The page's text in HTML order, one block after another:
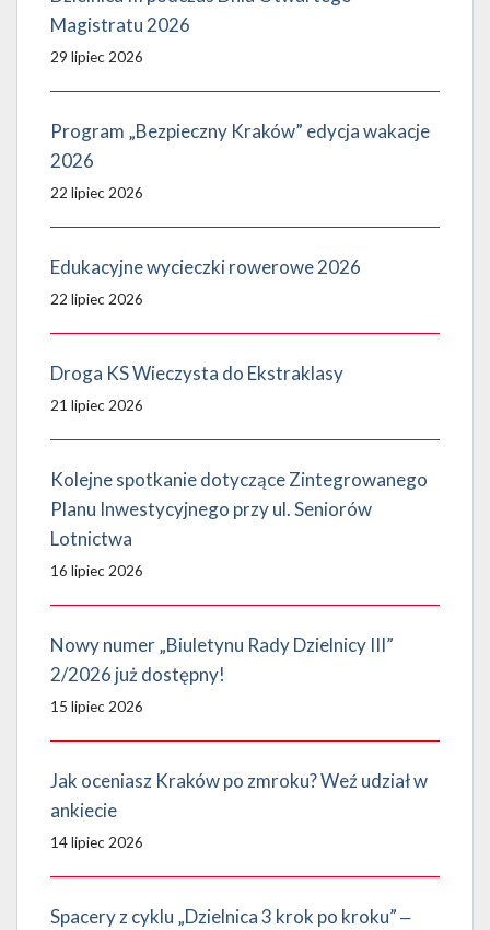
Magistratu 2026
29 lipiec 2026
Program „Bezpieczny Kraków” edycja wakacje
2026
22 lipiec 2026
Edukacyjne wycieczki rowerowe 2026
22 lipiec 2026
Droga KS Wieczysta do Ekstraklasy
21 lipiec 2026
Kolejne spotkanie dotyczące Zintegrowanego
Planu Inwestycyjnego przy ul. Seniorów
Lotnictwa
16 lipiec 2026
Nowy numer „Biuletynu Rady Dzielnicy III”
2/2026 już dostępny!
15 lipiec 2026
Jak oceniasz Kraków po zmroku? Weź udział w
ankiecie
14 lipiec 2026
Spacery z cyklu „Dzielnica 3 krok po kroku” ‒